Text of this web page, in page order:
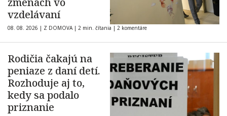
vzdelávaní
08. 08. 2026 | Z DOMOVA | 2 min. čítania | 2 komentáre
Rodičia čakajú na
peniaze z daní detí.
Rozhoduje aj to,
kedy sa podalo
priznanie